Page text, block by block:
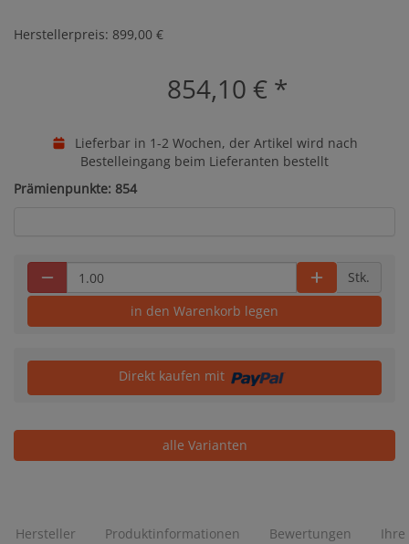
Herstellerpreis: 899,00 €
854,10 € *
Lieferbar in 1-2 Wochen, der Artikel wird nach
Bestelleingang beim Lieferanten bestellt
Prämienpunkte: 854
Stk.
in den Warenkorb legen
Direkt kaufen mit
alle Varianten
Hersteller
Produktinformationen Bewertungen
Ihre